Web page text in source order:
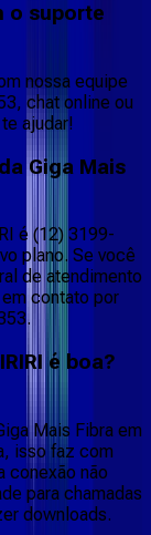
o suporte
nossa equipe
chat online ou
ajudar!
Giga Mais
é (12) 3199-
plano. Se você
de atendimento
contato por
é boa?
Mais Fibra em
isso faz com
conexão não
para chamadas
downloads.